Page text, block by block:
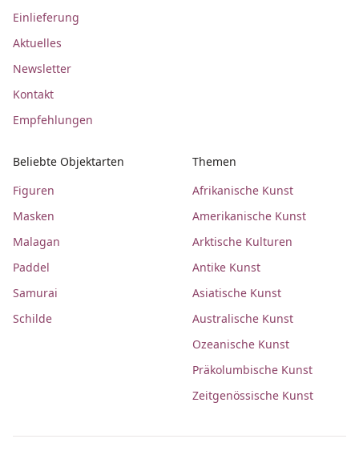
Einlieferung
Aktuelles
Newsletter
Kontakt
Empfehlungen
Beliebte Objektarten
Figuren
Masken
Malagan
Paddel
Samurai
Schilde
Themen
Afrikanische Kunst
Amerikanische Kunst
Arktische Kulturen
Antike Kunst
Asiatische Kunst
Australische Kunst
Ozeanische Kunst
Präkolumbische Kunst
Zeitgenössische Kunst